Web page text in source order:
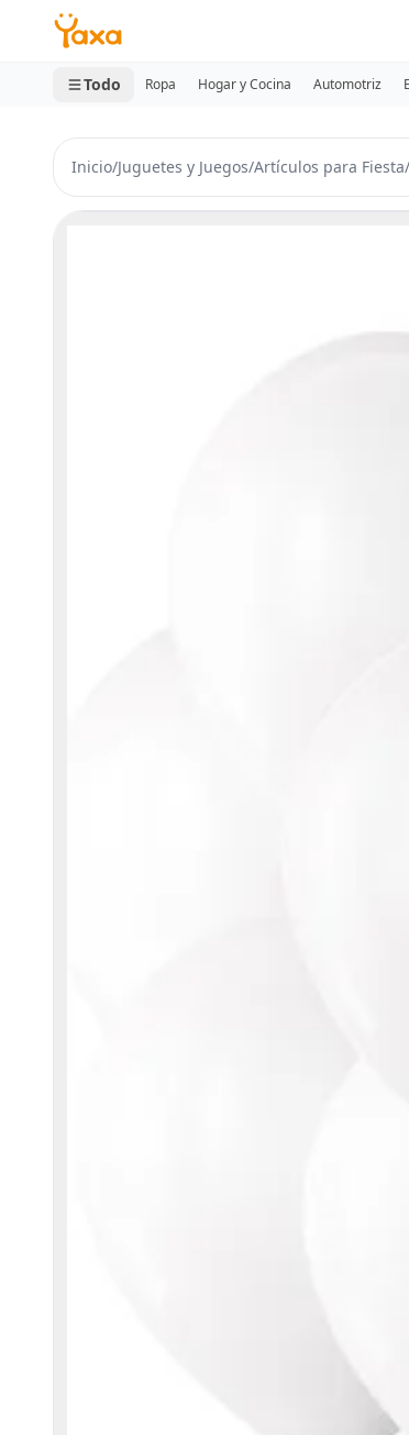
MINI CARRITO
0 productos
Todo Ropa Hogar y Cocina Automotriz
Inicio/Juguetes y Juegos/Artículos para Fiesta/